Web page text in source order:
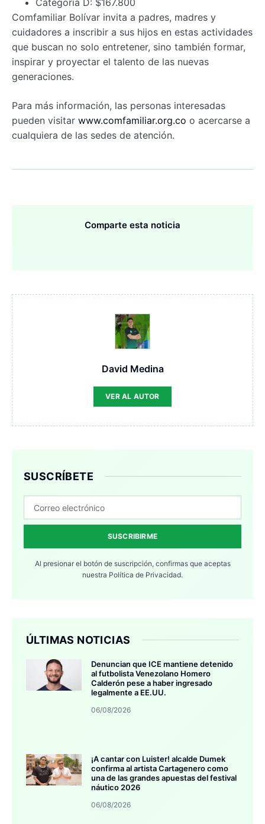
Comfamiliar Bolívar invita a padres, madres y
cuidadores a inscribir a sus hijos en estas actividades
que buscan no solo entretener, sino también formar,
inspirar y proyectar el talento de las nuevas
generaciones.
Para más información, las personas interesadas
pueden visitar www.comfamiliar.org.co o acercarse a
cualquiera de las sedes de atención.
Comparte esta noticia
David Medina
VER AL AUTOR
SUSCRÍBETE
SUSCRIBIRME
Al presionar el botón de suscripción, confirmas que aceptas
nuestra Política de Privacidad.
ÚLTIMAS NOTICIAS
Denuncian que ICE mantiene detenido
al futbolista Venezolano Homero
Calderón pese a haber ingresado
legalmente a EE.UU.
06/08/2026
¡A cantar con Luister! alcalde Dumek
confirma al artista Cartagenero como
una de las grandes apuestas del festival
náutico 2026
06/08/2026